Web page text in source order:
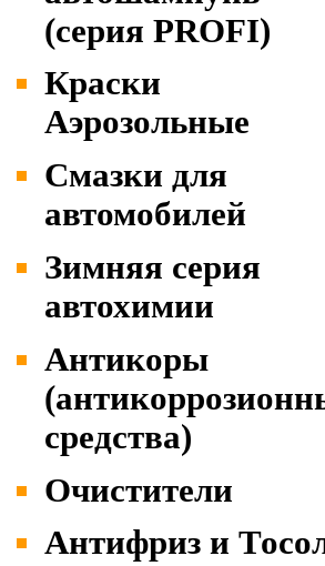
(серия PROFI)
Краски
Аэрозольные
Cмазки для
автомобилей
Зимняя серия
автохимии
Антикоры
средства)
Очистители
Антифриз и